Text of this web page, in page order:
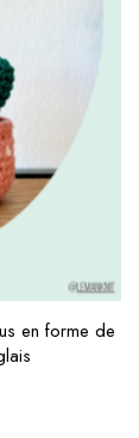
en forme de